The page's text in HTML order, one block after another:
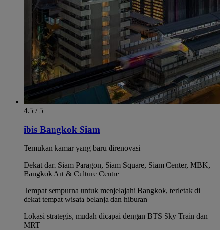
4.5 / 5
ibis Bangkok Siam
Temukan kamar yang baru direnovasi
Dekat dari Siam Paragon, Siam Square, Siam Center, MBK,
Bangkok Art & Culture Centre
Tempat sempurna untuk menjelajahi Bangkok, terletak di
dekat tempat wisata belanja dan hiburan
Lokasi strategis, mudah dicapai dengan BTS Sky Train dan
MRT